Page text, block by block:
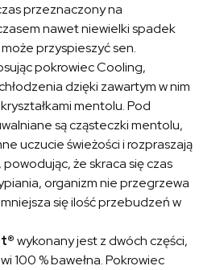
przeznaczony na
nawet niewielki spadek
przyspieszyć sen.
pokrowiec Cooling,
dzięki zawartym w nim
mentolu. Pod
są cząsteczki mentolu,
uczucie świeżości i rozpraszają
że skraca się czas
organizm nie przegrzewa
się ilość przebudzeń w
wykonany jest z dwóch części,
100 % bawełna. Pokrowiec